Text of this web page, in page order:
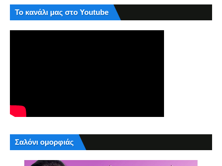
Το κανάλι μας στο Youtube
Σαλόνι ομορφιάς